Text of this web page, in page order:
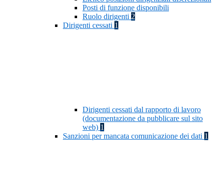
Posti di funzione disponibili
Ruolo dirigenti 2
Dirigenti cessati 1
Dirigenti cessati dal rapporto di lavoro
(documentazione da pubblicare sul sito
web) 1
Sanzioni per mancata comunicazione dei dati 1